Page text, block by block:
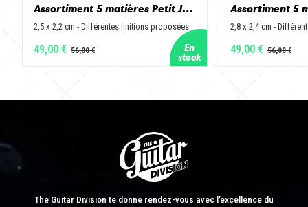
Assortiment 5 matières Petit Jazz - Corne de vache, os, bois de cerf, buis et corne de buffle
2,5 x 2,2 cm - Différentes finitions proposées
49,00 €
2,8 x 2,4 cm -
49,00 €
The Guitar Division te donne rendez-vous avec l’excellence du